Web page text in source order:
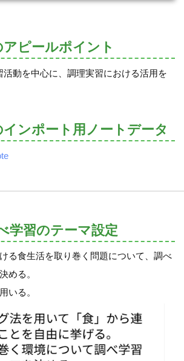
ピールポイント
動を中心に、調理実習における活用を
ンポート用ノートデータ
学習のテーマ設定
る食生活を取り巻く問題について、調べ
める。
いる。